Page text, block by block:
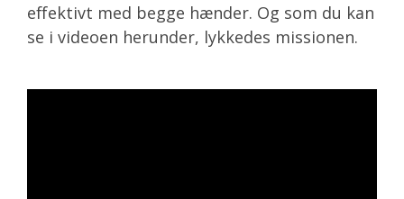
effektivt med begge hænder. Og som du kan
se i videoen herunder, lykkedes missionen.